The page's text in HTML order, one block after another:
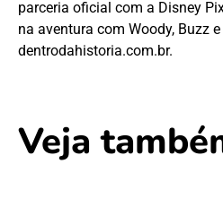
parceria oficial com a Disney
na aventura com Woody, Buzz
dentrodahistoria.com.br.
Veja